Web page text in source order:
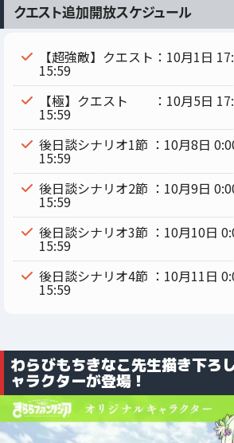
クエスト追加開放スケジュール
【超強敵】クエスト：10月1日
15:59
【極】クエスト ：10月5日
15:59
後日談シナリオ1節 ：10月8日
15:59
後日談シナリオ2節 ：10月9日
15:59
後日談シナリオ3節 ：10月10日
15:59
後日談シナリオ4節 ：10月11日
15:59
わらびもちきなこ先生描き下ろ
ャラクターが登場！